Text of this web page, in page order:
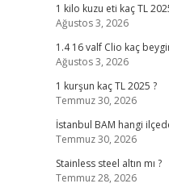
1 kilo kuzu eti kaç TL
Ağustos 3, 2026
1.4 16 valf Clio kaç
Ağustos 3, 2026
1 kurşun kaç TL 2025 ?
Temmuz 30, 2026
İstanbul BAM hangi
Temmuz 30, 2026
Stainless steel altın mı ?
Temmuz 28, 2026